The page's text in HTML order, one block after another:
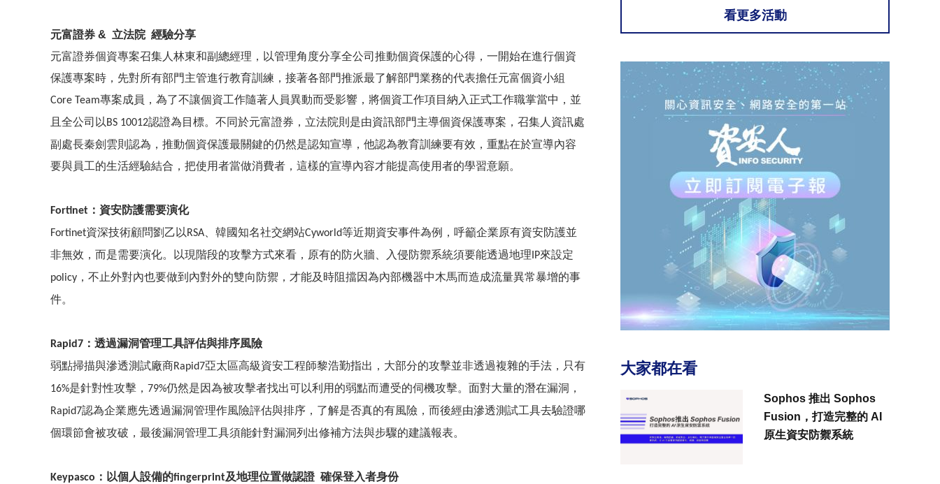
元富證券 & 立法院 經驗分享
元富證券個資專案召集人林東和副總經理，以管理角度分享全公司推動個資保護的心得，一開始在進行個資
保護專案時，先對所有部門主管進行教育訓練，接著各部門推派最了解部門業務的代表擔任元富個資小組
Core Team專案成員，為了不讓個資工作隨著人員異動而受影響，將個資工作項目納入正式工作職掌當中，並
且全公司以 BS 10012認證為目標。不同於元富證券，立法院則是由資訊部門主導個資保護專案，召集人資訊處
副處長秦劍雲則認為，推動個資保護最關鍵的仍然是認知宣導，他認為教育訓練要有效，重點在於宣導內容
要與員工的生活經驗結合，把使用者當做消費者，這樣的宣導內容才能提高使用者的學習意願。
Fortinet ：資安防護需要演化
Fortinet資深技術顧問劉乙以 RSA 、韓國知名社交網站Cyworld等近期資安事件為例，呼籲企業原有資安防護並
非無效，而是需要演化。以現階段的攻擊方式來看，原有的防火牆、入侵防禦系統須要能透過地理 IP來設定
policy ，不止外對內也要做到內對外的雙向防禦，才能及時阻擋因為內部機器中木馬而造成流量異常暴增的事
件。
Rapid7： 透過漏洞管理工具評估與排序風險
弱點掃描與滲透測試廠商Rapid7亞太區高級資安工程師黎浩勤指出，大部分的攻擊並非透過複雜的手法，只有
16%是針對性攻擊， 79%仍然是因為被攻擊者找出可以利用的弱點而遭受的伺機攻擊。面對大量的潛在漏洞，
Rapid7認為企業應先透過漏洞管理作風險評估與排序，了解是否真的有風險，而後經由滲透測試工具去驗證哪
個環節會被攻破，最後漏洞管理工具須能針對漏洞列出修補方法與步驟的建議報表。
Keypasco： 以個人設備的fingerprint及地理位置做認證 確保登入者身份
看更多活動
大家都在看
Sophos 推出 Sophos
Fusion，打造完整的 AI
原生資安防禦系統